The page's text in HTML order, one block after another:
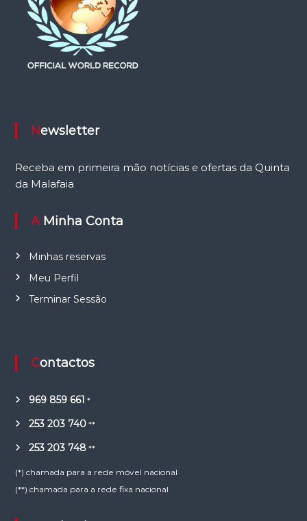
Newsletter
Receba em primeira mão notícias e ofertas da Quinta
da Malafaia
A Minha Conta
Minhas reservas
Meu Perfil
Terminar Sessão
Contactos
969 859 661 *
253 203 740**
253 203 748**
(*) chamada para a rede móvel nacional
(**) chamada para a rede fixa nacional